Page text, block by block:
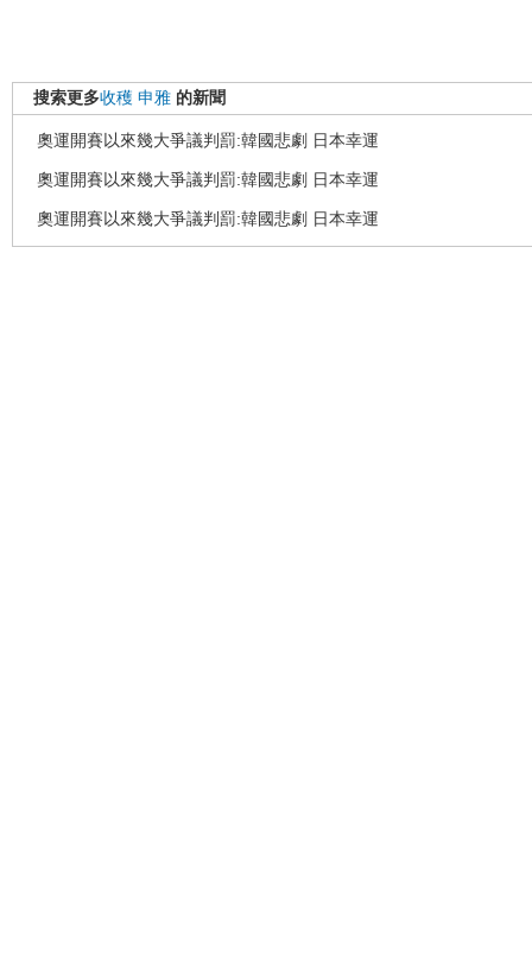
搜索更多收穫 申雅 的新聞
奧運開賽以來幾大爭議判罰:韓國悲劇 日本幸運
奧運開賽以來幾大爭議判罰:韓國悲劇 日本幸運
奧運開賽以來幾大爭議判罰:韓國悲劇 日本幸運